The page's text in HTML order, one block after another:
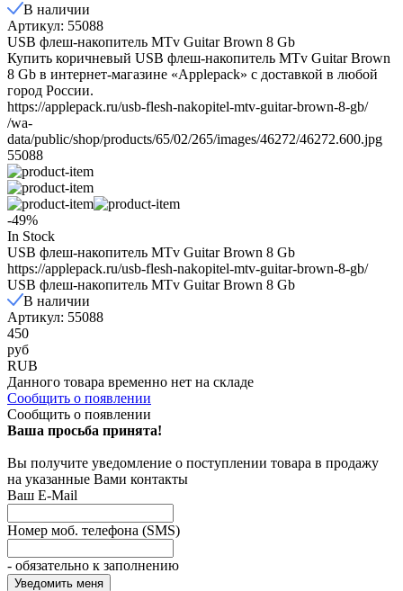
В наличии
Артикул: 55088
USB флеш-накопитель MTv Guitar Brown 8 Gb
Купить коричневый USB флеш-накопитель MTv Guitar Brown
8 Gb в интернет-магазине «Applepack» с доставкой в любой
город России.
https://applepack.ru/usb-flesh-nakopitel-mtv-guitar-brown-8-gb/
/wa-
data/public/shop/products/65/02/265/images/46272/46272.600.jpg
55088
-49%
In Stock
USB флеш-накопитель MTv Guitar Brown 8 Gb
https://applepack.ru/usb-flesh-nakopitel-mtv-guitar-brown-8-gb/
USB флеш-накопитель MTv Guitar Brown 8 Gb
В наличии
Артикул: 55088
450
руб
RUB
Данного товара временно нет на складе
Сообщить о появлении
Сообщить о появлении
Ваша просьба принята!
Вы получите уведомление о поступлении товара в продажу
на указанные Вами контакты
Ваш E-Mail
Номер моб. телефона (SMS)
- обязательно к заполнению